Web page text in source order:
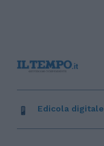
Edicola digitale